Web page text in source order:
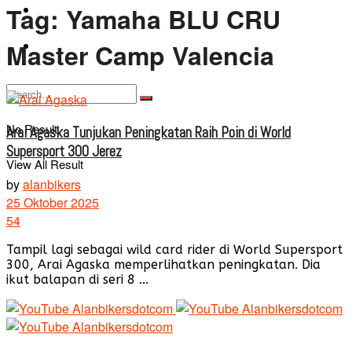
Bikers Cars
Tentang Kami
No Result
View All Result
Tag: Yamaha BLU CRU
Master Camp Valencia
Arai Agaska Tunjukan Peningkatan Raih Poin di World
Supersport 300 Jerez
byalanbikers
25 Oktober 2025
54
Tampil lagi sebagai wild card rider di World Supersport
300, Arai Agaska memperlihatkan peningkatan. Dia
ikut balapan di seri 8 ...